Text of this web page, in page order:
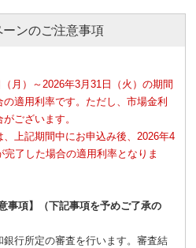
ンのご注意事項
月）～2026年3月31日（火）の期間
適用利率です。ただし、市場金利
ございます。
上記期間中にお申込み後、2026年4
了した場合の適用利率となりま
事項】（下記事項を予めご了承の
行所定の審査を行います。審査結